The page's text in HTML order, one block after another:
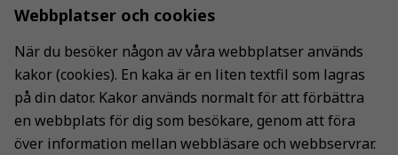
Webbplatser och cookies
När du besöker någon av våra webbplatser används
kakor (cookies). En kaka är en liten textfil som lagras
på din dator. Kakor används normalt för att förbättra
en webbplats för dig som besökare, genom att föra
över information mellan webbläsare och webbservrar.